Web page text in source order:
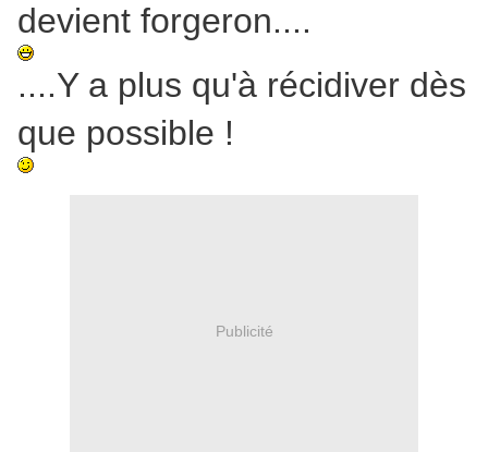
devient forgeron....
....Y a plus qu'à récidiver dès
que possible !
Publicité